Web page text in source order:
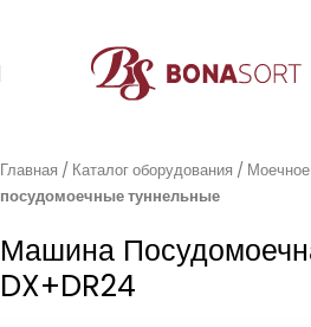
Главная Каталог оборудования
посудомоечные туннельные
Машина
DX+DR24